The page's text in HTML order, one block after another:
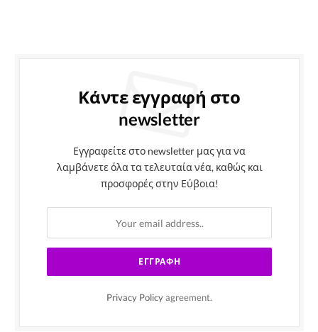
Κάντε εγγραφή στο
newsletter
Εγγραφείτε στο newsletter μας για να
λαμβάνετε όλα τα τελευταία νέα, καθώς και
προσφορές στην Εύβοια!
Privacy Policy agreement.